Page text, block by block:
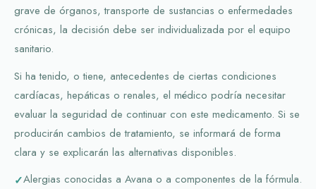
grave de órganos, transporte de sustancias o enfermedades
crónicas, la decisión debe ser individualizada por el equipo
sanitario.
Si ha tenido, o tiene, antecedentes de ciertas condiciones
cardíacas, hepáticas o renales, el médico podría necesitar
evaluar la seguridad de continuar con este medicamento. Si se
producirán cambios de tratamiento, se informará de forma
clara y se explicarán las alternativas disponibles.
Alergias conocidas a Avana o a componentes de la fórmula.